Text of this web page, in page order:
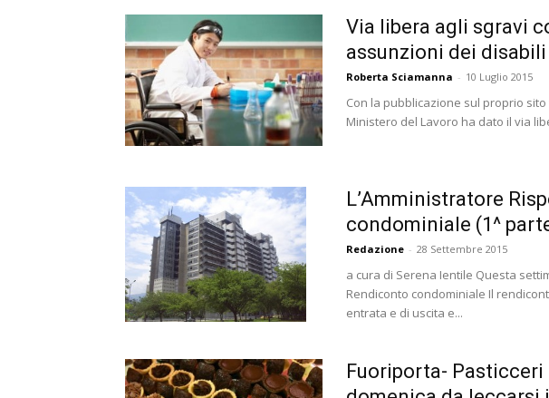
Via libera agli sgravi
assunzioni dei disabili
Roberta Sciamanna - 10 Luglio 2015
Con la pubblicazione sul proprio
Ministero del Lavoro ha dato il via
L’Amministratore
condominiale (1^
Redazione - 28 Settembre 2015
a cura di Serena Ientile Questa
Rendiconto condominiale Il
entrata e di uscita e...
Fuoriporta- Pasticceri